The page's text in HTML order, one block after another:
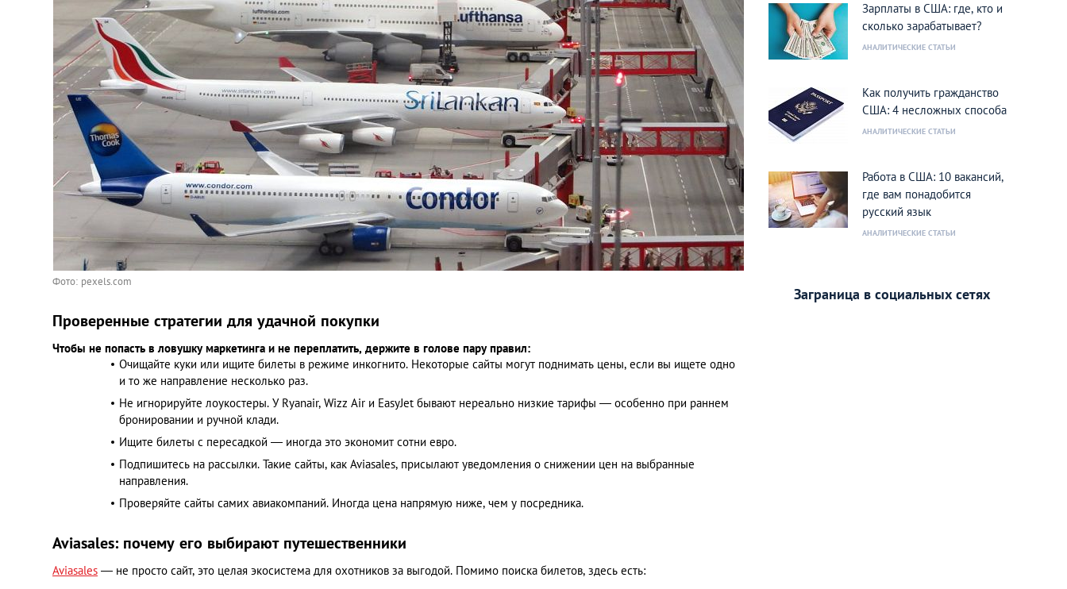
Черногория
Эстония
Другие
Фото: pexels.com
Проверенные стратегии для удачной покупки
Чтобы не попасть в ловушку маркетинга и не переплатить, держите в голове пару правил:
Очищайте куки или ищите билеты в режиме инкогнито. Некоторые сайты могут поднимать цены, если вы ищете одно
и то же направление несколько раз.
Не игнорируйте лоукостеры. У Ryanair, Wizz Air и EasyJet бывают нереально низкие тарифы — особенно при раннем
бронировании и ручной клади.
Ищите билеты с пересадкой — иногда это экономит сотни евро.
Подпишитесь на рассылки. Такие сайты, как Aviasales, присылают уведомления о снижении цен на выбранные
направления.
Проверяйте сайты самих авиакомпаний. Иногда цена напрямую ниже, чем у посредника.
Aviasales: почему его выбирают путешественники
Aviasales — не просто сайт, это целая экосистема для охотников за выгодой. Помимо поиска билетов, здесь есть:
Зарплаты в США: где, кто и
сколько зарабатывает?
АНАЛИТИЧЕСКИЕ СТАТЬИ
Как получить гражданство
США: 4 несложных способа
АНАЛИТИЧЕСКИЕ СТАТЬИ
Работа в США: 10 вакансий,
где вам понадобится
русский язык
АНАЛИТИЧЕСКИЕ СТАТЬИ
Заграница в социальных сетях